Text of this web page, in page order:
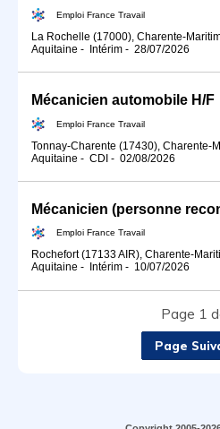
Emploi France Travail
La Rochelle (17000), Charente-
Aquitaine - Intérim - 28/07/2026
Mécanicien automobile H/F
Emploi France Travail
Tonnay-Charente (17430), Charente-
Aquitaine - CDI - 02/08/2026
Emploi France Travail
Rochefort (17133 AIR), Charente-
Aquitaine - Intérim - 10/07/2026
Page 1
Page